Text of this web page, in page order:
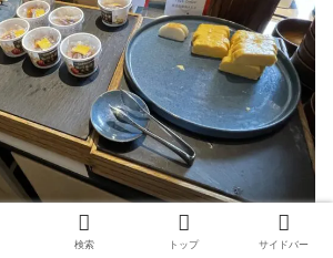
卵焼き、納豆、練り物等の和食
検索 トップ サイドバー